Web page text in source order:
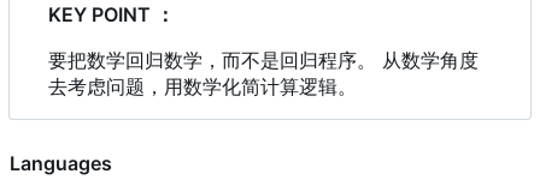
KEY POINT ：
要把数学回归数学，而不是回归程序。 从数学角度
去考虑问题，用数学化简计算逻辑。
Languages